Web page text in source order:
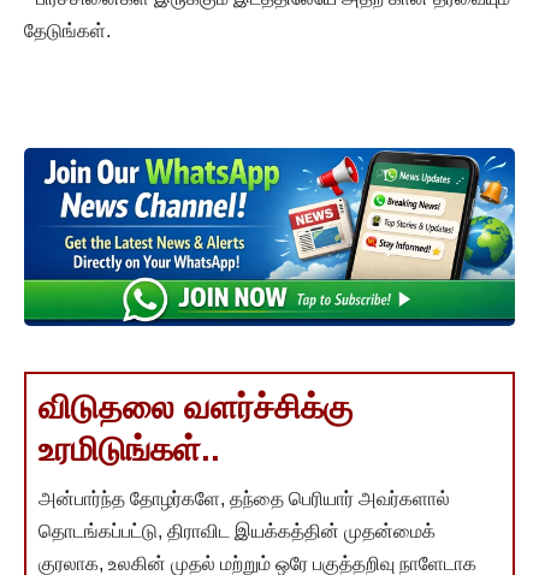
தேடுங்கள்.
விடுதலை வளர்ச்சிக்கு
உரமிடுங்கள்..
அன்பார்ந்த தோழர்களே, தந்தை பெரியார் அவர்களால்
தொடங்கப்பட்டு, திராவிட இயக்கத்தின் முதன்மைக்
குரலாக, உலகின் முதல் மற்றும் ஒரே பகுத்தறிவு நாளேடாக